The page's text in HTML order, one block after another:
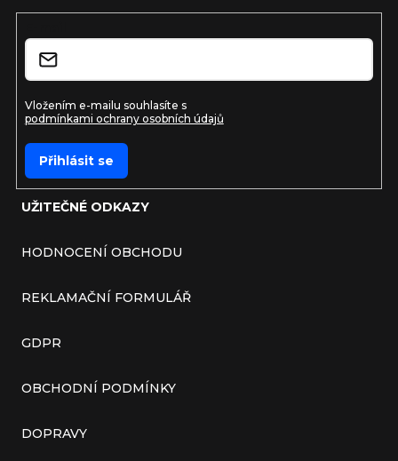
UŽITEČNÉ ODKAZY
HODNOCENÍ OBCHODU
REKLAMAČNÍ FORMULÁŘ
GDPR
OBCHODNÍ PODMÍNKY
DOPRAVY
Vložením e-mailu souhlasíte s
podmínkami ochrany osobních údajů
Přihlásit se